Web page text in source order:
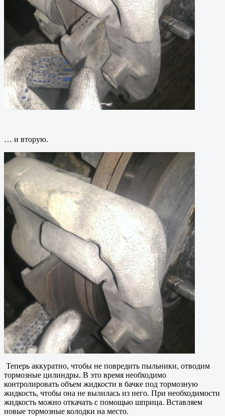
… и вторую.
Теперь аккуратно, чтобы не повредить пыльники, отводим
тормозные цилиндры. В это время необходимо
контролировать объем жидкости в бачке под тормозную
жидкость, чтобы она не вылилась из него. При необходимости
жидкость можно откачать с помощью шприца. Вставляем
новые тормозные колодки на место.